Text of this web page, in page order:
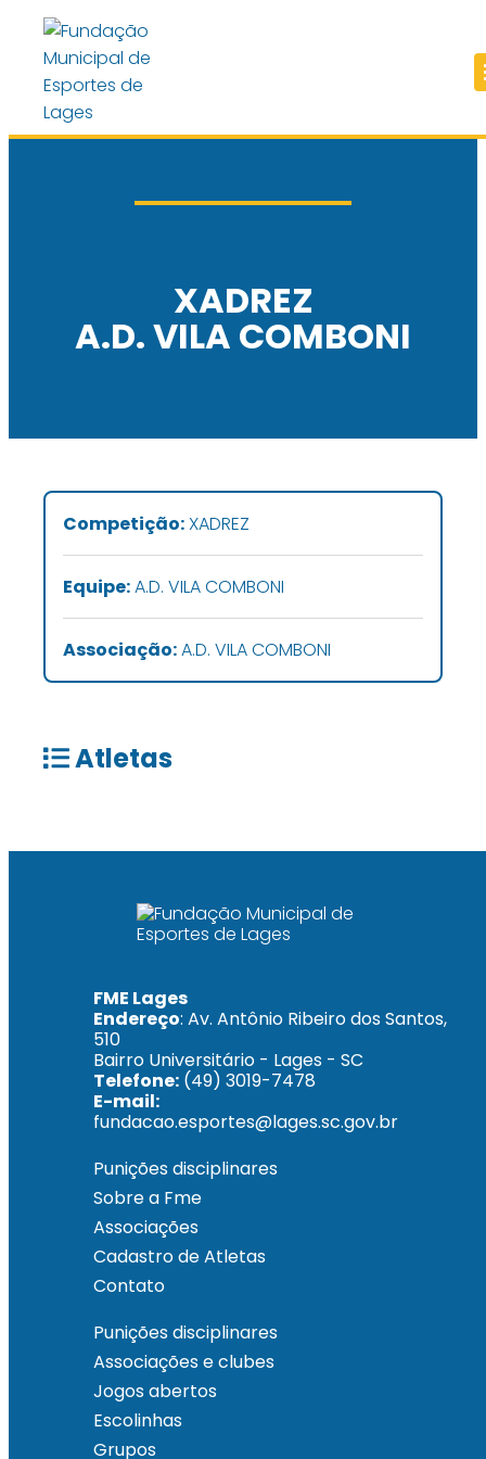
XADREZ
A.D. VILA COMBONI
Atletas
Competição:XADREZ
Equipe:A.D. VILA COMBONI
Associação:A.D. VILA COMBONI
FME Lages
Endereço: Av. Antônio Ribeiro dos Santos,
510
Bairro Universitário - Lages - SC
Telefone: (49) 3019-7478
E-mail:
fundacao.esportes@lages.sc.gov.br
Punições disciplinares
Sobre a Fme
Associações
Cadastro de Atletas
Contato
Punições disciplinares
Associações e clubes
Jogos abertos
Escolinhas
Grupos